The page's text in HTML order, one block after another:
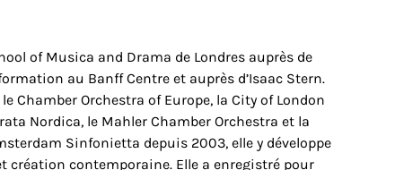
of Musica and Drama de Londres auprès de
au Banff Centre et auprès d’Isaac Stern.
Chamber Orchestra of Europe, la City of London
Nordica, le Mahler Chamber Orchestra et la
Sinfonietta depuis 2003, elle y développe
contemporaine. Elle a enregistré pour